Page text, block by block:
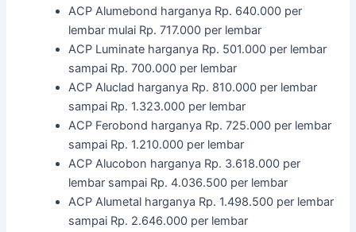
ACP Alumebond harganya Rp. 640.000 per
lembar mulai Rp. 717.000 per lembar
ACP Luminate harganya Rp. 501.000 per lembar
sampai Rp. 700.000 per lembar
ACP Aluclad harganya Rp. 810.000 per lembar
sampai Rp. 1.323.000 per lembar
ACP Ferobond harganya Rp. 725.000 per lembar
sampai Rp. 1.210.000 per lembar
ACP Alucobon harganya Rp. 3.618.000 per
lembar sampai Rp. 4.036.500 per lembar
ACP Alumetal harganya Rp. 1.498.500 per lembar
sampai Rp. 2.646.000 per lembar